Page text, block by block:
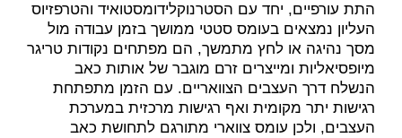
התת עורפיים, יחד עם הסטרנוקלידומסטואיד והטרפזיוס
העליון נמצאים בעומס סטטי ממושך בזמן עבודה מול
מסך נהיגה או לחץ מתמשך, הם מפתחים נקודות טריגר
מיופסיאליות ומייצרים זרם מוגבר של אותות כאב
הנשלח דרך העצבים הצוואריים. עם הזמן מתפתחת
רגישות יתר מקומית ואף רגישות מרכזית במערכת
העצבים, ולכן עומס צווארי מתורגם לתחושת כאב